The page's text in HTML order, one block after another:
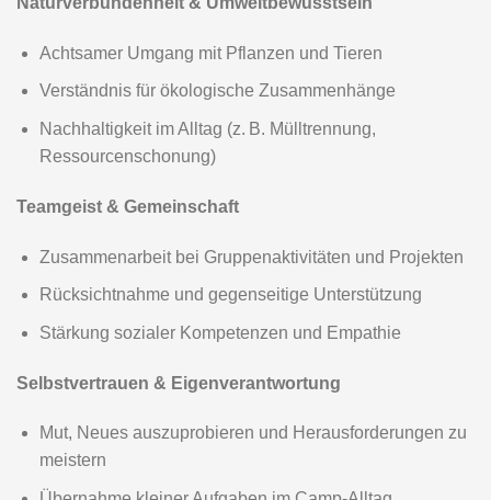
Förderung eines respektvollen Miteinanders
Spielerisches Lernen durch Erkundung und
Experimente